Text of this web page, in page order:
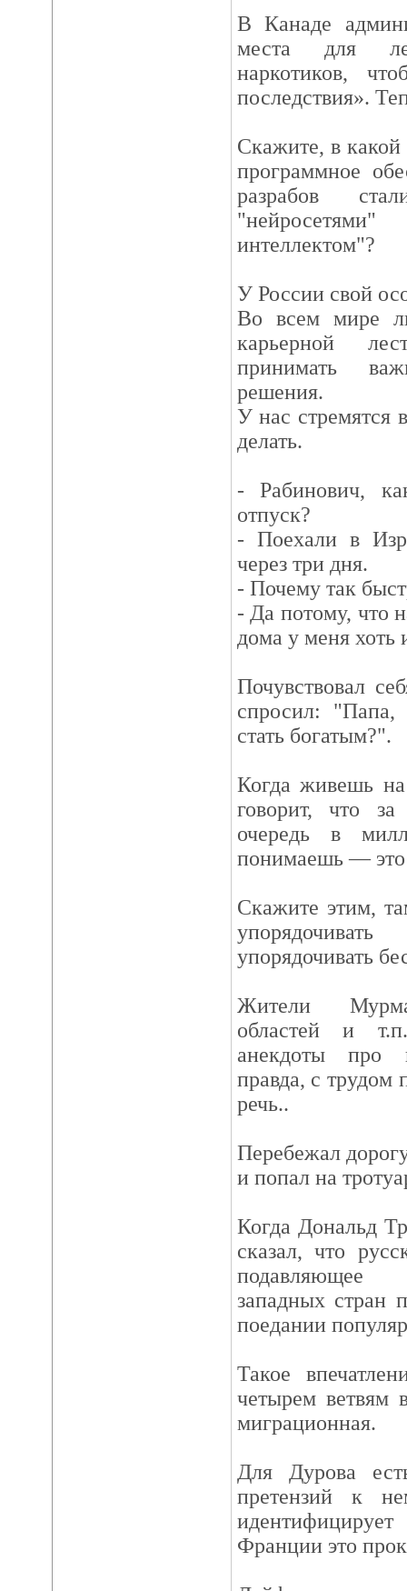
В Канаде
места для
наркотиков,
последствия».
Скажите, в
программное
разрабов
интеллектом"?
У России свой
Во всем мире
карьерной
принимать
решения.
У нас стремятся
делать.
- Рабинович,
отпуск?
- Поехали в
через три дня.
- Почему так
- Да потому, что
дома у меня хоть
Почувствовал
спросил:
стать богатым?".
Когда живешь
говорит, что
очередь в
понимаешь — это
Скажите этим,
упорядочивать
Жители
областей и
анекдоты про
правда, с трудом
речь..
Перебежал
и попал на
Когда Дональд
сказал, что
подавляющее
западных стран
поедании
Такое
четырем ветвям
миграционная.
Для Дурова
претензий к
Франции это